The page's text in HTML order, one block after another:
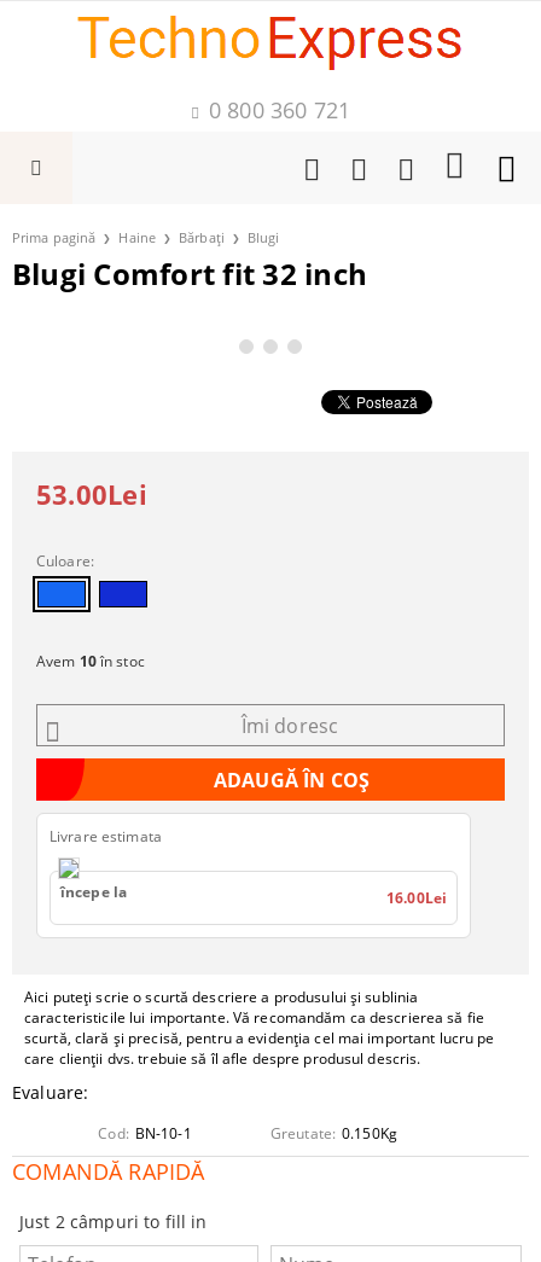
0 800 360 721
Prima pagină Haine Bărbați Blugi
Blugi Comfort fit 32 inch
Aici puteți scrie o scurtă descriere a produsului și sublinia
caracteristicile lui importante. Vă recomandăm ca descrierea să fie
scurtă, clară și precisă, pentru a evidenția cel mai important lucru pe
care clienții dvs. trebuie să îl afle despre produsul descris.
Evaluare:
Cod: BN-10-1 Greutate: 0.150Kg
COMANDĂ RAPIDĂ
Just 2 câmpuri to fill in
53.00Lei
Culoare:
Avem 10în stoc
Îmi doresc
Livrare estimata
începe la 16.00Lei